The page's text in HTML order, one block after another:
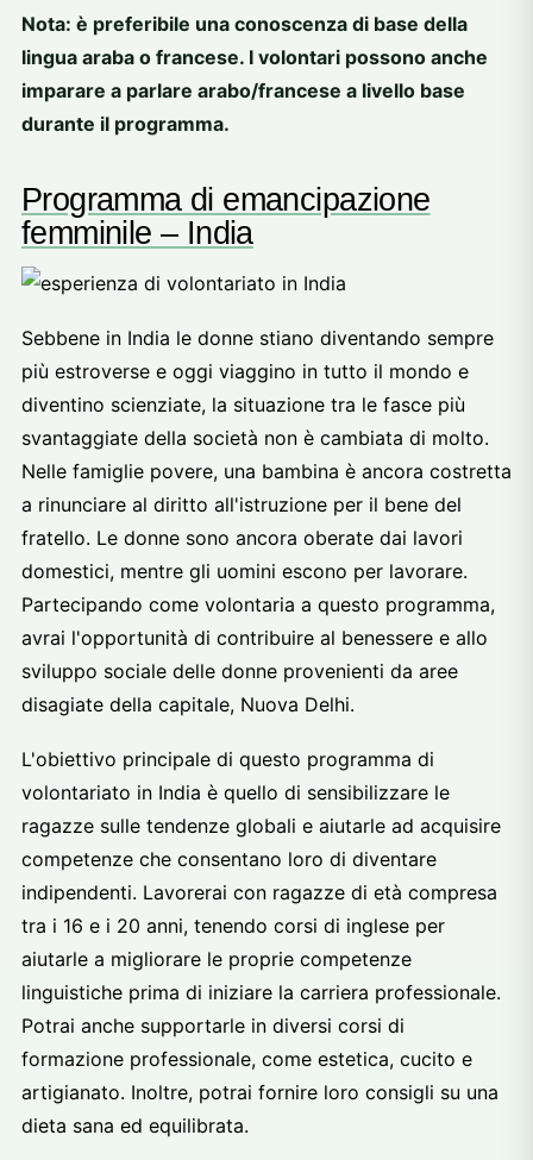
Nota: è preferibile una conoscenza di base della
lingua araba o francese. I volontari possono anche
imparare a parlare arabo/francese a livello base
durante il programma.
Programma di emancipazione
femminile – India
Sebbene in India le donne stiano diventando sempre
più estroverse e oggi viaggino in tutto il mondo e
diventino scienziate, la situazione tra le fasce più
svantaggiate della società non è cambiata di molto.
Nelle famiglie povere, una bambina è ancora costretta
a rinunciare al diritto all'istruzione per il bene del
fratello. Le donne sono ancora oberate dai lavori
domestici, mentre gli uomini escono per lavorare.
Partecipando come volontaria a questo programma,
avrai l'opportunità di contribuire al benessere e allo
sviluppo sociale delle donne provenienti da aree
disagiate della capitale, Nuova Delhi.
L'obiettivo principale di questo programma di
volontariato in India è quello di sensibilizzare le
ragazze sulle tendenze globali e aiutarle ad acquisire
competenze che consentano loro di diventare
indipendenti. Lavorerai con ragazze di età compresa
tra i 16 e i 20 anni, tenendo corsi di inglese per
aiutarle a migliorare le proprie competenze
linguistiche prima di iniziare la carriera professionale.
Potrai anche supportarle in diversi corsi di
formazione professionale, come estetica, cucito e
artigianato. Inoltre, potrai fornire loro consigli su una
dieta sana ed equilibrata.